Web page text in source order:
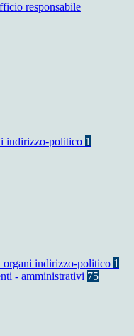
responsabile
indirizzo-politico 1
organi indirizzo-politico 1
- amministrativi 75